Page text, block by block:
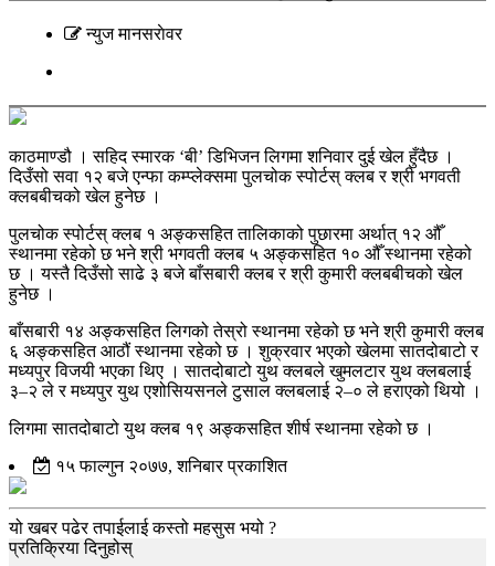
न्युज मानसराेवर
काठमाण्डौ । सहिद स्मारक ‘बी’ डिभिजन लिगमा शनिवार दुई खेल हुँदैछ ।
दिउँसो सवा १२ बजे एन्फा कम्प्लेक्समा पुलचोक स्पोर्टस् क्लब र श्री भगवती
क्लबबीचको खेल हुनेछ ।
पुलचोक स्पोर्टस् क्लब १ अङ्कसहित तालिकाको पुछारमा अर्थात् १२ औँ
स्थानमा रहेको छ भने श्री भगवती क्लब ५ अङ्कसहित १० औँ स्थानमा रहेको
छ । यस्तै दिउँसो साढे ३ बजे बाँसबारी क्लब र श्री कुमारी क्लबबीचको खेल
हुनेछ ।
बाँसबारी १४ अङ्कसहित लिगको तेस्रो स्थानमा रहेको छ भने श्री कुमारी क्लब
६ अङ्कसहित आठौं स्थानमा रहेको छ । शुक्रवार भएको खेलमा सातदोबाटो र
मध्यपुर विजयी भएका थिए । सातदोबाटो युथ क्लबले खुमलटार युथ क्लबलाई
३–२ ले र मध्यपुर युथ एशोसियसनले टुसाल क्लबलाई २–० ले हराएको थियो ।
लिगमा सातदोबाटो युथ क्लब १९ अङ्कसहित शीर्ष स्थानमा रहेको छ ।
१५ फाल्गुन २०७७, शनिबार प्रकाशित
यो खबर पढेर तपाईलाई कस्तो महसुस भयो ?
प्रतिक्रिया दिनुहोस्